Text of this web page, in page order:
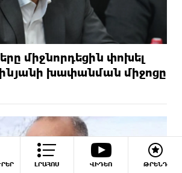
ԼՐԱՀՈՍ ՎԻԴԵՈ ԹՐԵՆԴ
միջնորդեցին փոխել
խափանման միջոցը